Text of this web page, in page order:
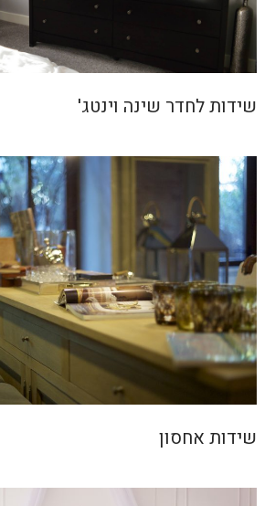
שידות לחדר שינה וינטג'
שידות אחסון